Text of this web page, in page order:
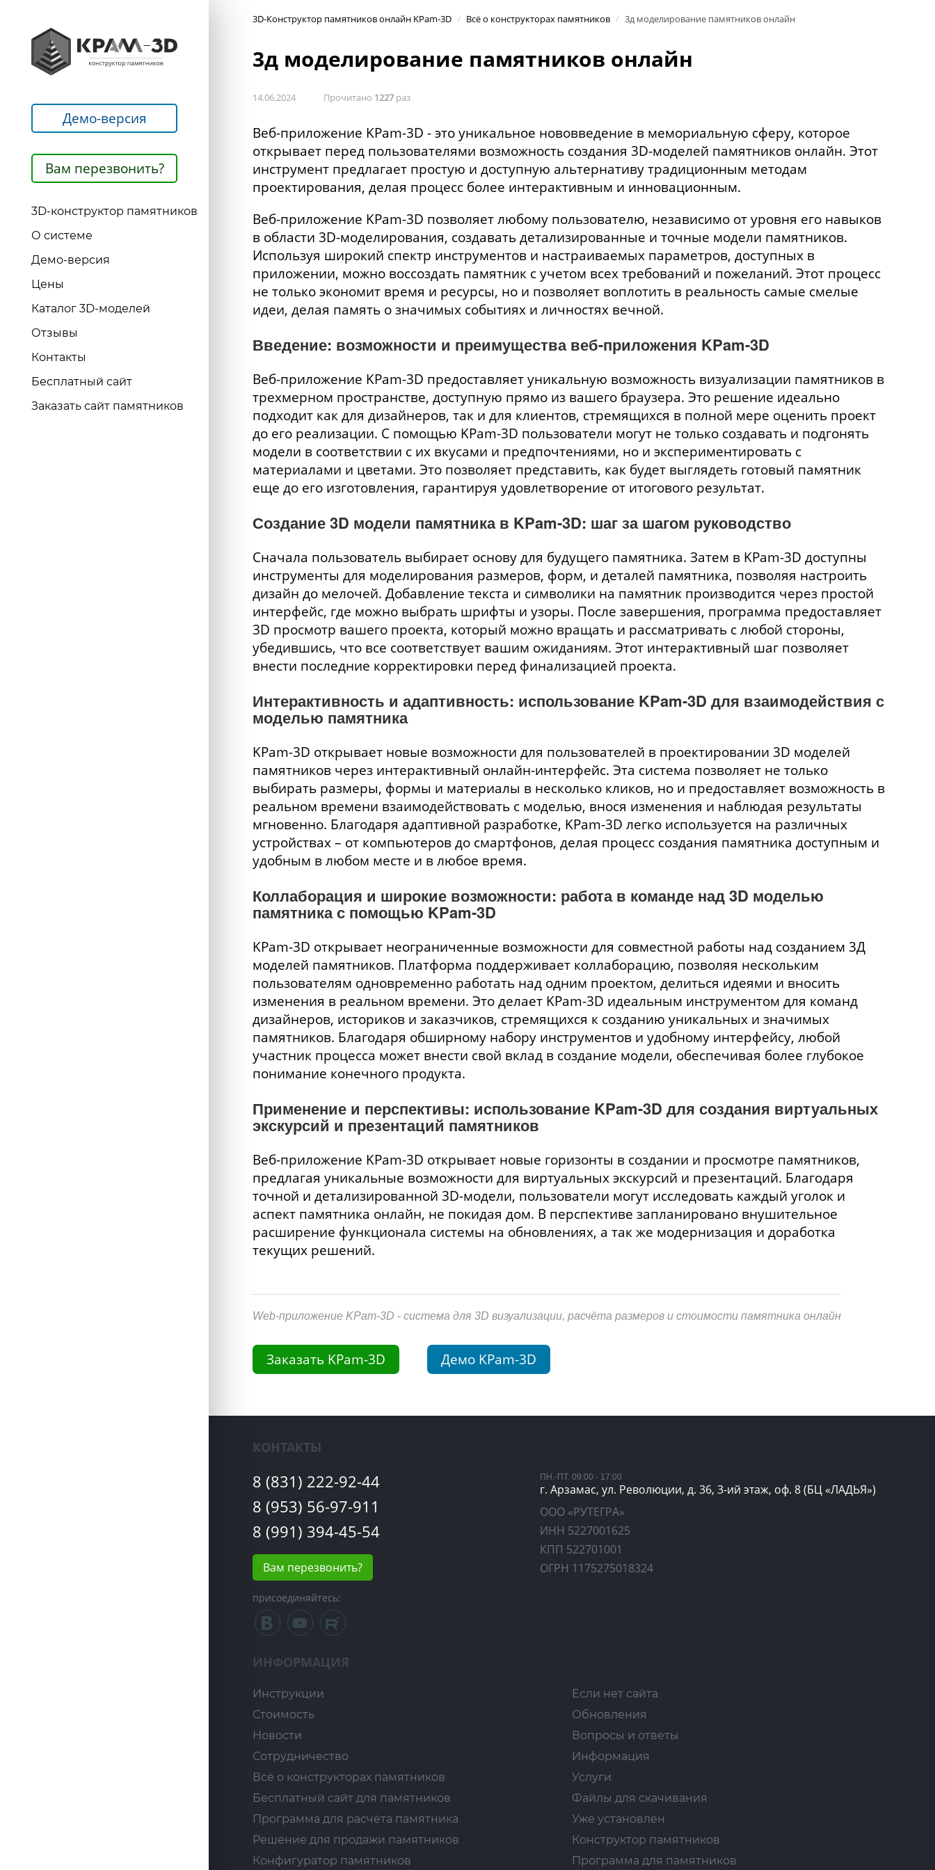
Демо-версия
Вам перезвонить?
3D-конструктор памятников
О системе
Демо-версия
Цены
Каталог 3D-моделей
Отзывы
Контакты
Бесплатный сайт
Заказать сайт памятников
3D-Конструктор памятников онлайн KPam-3D / Всё о конструкторах памятников / 3д моделирование памятников онлайн
3д моделирование памятников онлайн
14.06.2024 Прочитано 1227раз
Веб-приложение KPam-3D - это уникальное нововведение в мемориальную сферу, которое
открывает перед пользователями возможность создания 3D-моделей памятников онлайн. Этот
инструмент предлагает простую и доступную альтернативу традиционным методам
проектирования, делая процесс более интерактивным и инновационным.
Веб-приложение KPam-3D позволяет любому пользователю, независимо от уровня его навыков
в области 3D-моделирования, создавать детализированные и точные модели памятников.
Используя широкий спектр инструментов и настраиваемых параметров, доступных в
приложении, можно воссоздать памятник с учетом всех требований и пожеланий. Этот процесс
не только экономит время и ресурсы, но и позволяет воплотить в реальность самые смелые
идеи, делая память о значимых событиях и личностях вечной.
Введение: возможности и преимущества веб-приложения KPam-3D
Веб-приложение KPam-3D предоставляет уникальную возможность визуализации памятников в
трехмерном пространстве, доступную прямо из вашего браузера. Это решение идеально
подходит как для дизайнеров, так и для клиентов, стремящихся в полной мере оценить проект
до его реализации. С помощью KPam-3D пользователи могут не только создавать и подгонять
модели в соответствии с их вкусами и предпочтениями, но и экспериментировать с
материалами и цветами. Это позволяет представить, как будет выглядеть готовый памятник
еще до его изготовления, гарантируя удовлетворение от итогового результат.
Создание 3D модели памятника в KPam-3D: шаг за шагом руководство
Сначала пользователь выбирает основу для будущего памятника. Затем в KPam-3D доступны
инструменты для моделирования размеров, форм, и деталей памятника, позволяя настроить
дизайн до мелочей. Добавление текста и символики на памятник производится через простой
интерфейс, где можно выбрать шрифты и узоры. После завершения, программа предоставляет
3D просмотр вашего проекта, который можно вращать и рассматривать с любой стороны,
убедившись, что все соответствует вашим ожиданиям. Этот интерактивный шаг позволяет
внести последние корректировки перед финализацией проекта.
Интерактивность и адаптивность: использование KPam-3D для взаимодействия с
моделью памятника
KPam-3D открывает новые возможности для пользователей в проектировании 3D моделей
памятников через интерактивный онлайн-интерфейс. Эта система позволяет не только
выбирать размеры, формы и материалы в несколько кликов, но и предоставляет возможность в
реальном времени взаимодействовать с моделью, внося изменения и наблюдая результаты
мгновенно. Благодаря адаптивной разработке, KPam-3D легко используется на различных
устройствах – от компьютеров до смартфонов, делая процесс создания памятника доступным и
удобным в любом месте и в любое время.
Коллаборация и широкие возможности: работа в команде над 3D моделью
памятника с помощью KPam-3D
KPam-3D открывает неограниченные возможности для совместной работы над созданием 3Д
моделей памятников. Платформа поддерживает коллаборацию, позволяя нескольким
пользователям одновременно работать над одним проектом, делиться идеями и вносить
изменения в реальном времени. Это делает KPam-3D идеальным инструментом для команд
дизайнеров, историков и заказчиков, стремящихся к созданию уникальных и значимых
памятников. Благодаря обширному набору инструментов и удобному интерфейсу, любой
участник процесса может внести свой вклад в создание модели, обеспечивая более глубокое
понимание конечного продукта.
Применение и перспективы: использование KPam-3D для создания виртуальных
экскурсий и презентаций памятников
Веб-приложение KPam-3D открывает новые горизонты в создании и просмотре памятников,
предлагая уникальные возможности для виртуальных экскурсий и презентаций. Благодаря
точной и детализированной 3D-модели, пользователи могут исследовать каждый уголок и
аспект памятника онлайн, не покидая дом. В перспективе запланировано внушительное
расширение функционала системы на обновлениях, а так же модернизация и доработка
текущих решений.
Web-приложение KPam-3D - система для 3D визуализации, расчёта размеров и стоимости памятника онлайн
Заказать KPam-3D Демо KPam-3D
КОНТАКТЫ
8 (831) 222-92-44
8 (953) 56-97-911
8 (991) 394-45-54
Вам перезвонить?
присоединяйтесь:
ПН.-ПТ. 09:00 - 17:00
г. Арзамас, ул. Революции, д. 36, 3-ий этаж, оф. 8 (БЦ «ЛАДЬЯ»)
ООО «РУТЕГРА»
ИНН 5227001625
КПП 522701001
ОГРН 1175275018324
ИНФОРМАЦИЯ
Инструкции
Если нет сайта
Стоимость
Обновления
Новости
Вопросы и ответы
Сотрудничество
Информация
Всё о конструкторах памятников
Услуги
Бесплатный сайт для памятников
Файлы для скачивания
Программа для расчёта памятника
Уже установлен
Решение для продажи памятников
Конструктор памятников
Конфигуратор памятников
Программа для памятников